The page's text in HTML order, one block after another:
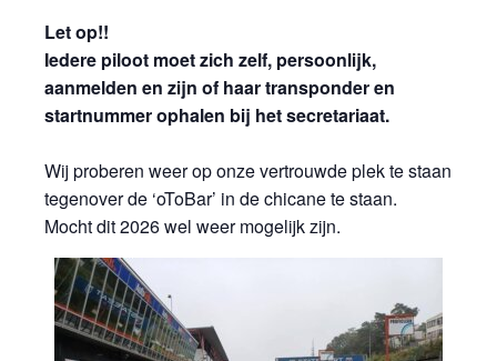
Let op!!
Iedere piloot moet zich zelf, persoonlijk,
aanmelden en zijn of haar transponder en
startnummer ophalen bij het secretariaat.
Wij proberen weer op onze vertrouwde plek te staan
tegenover de ‘oToBar’ in de chicane te staan.
Mocht dit 2026 wel weer mogelijk zijn.